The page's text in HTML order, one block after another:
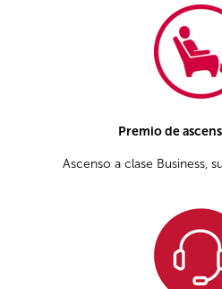
Premio de
Ascenso a clase Business,